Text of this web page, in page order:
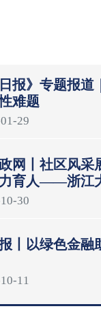
日报》专题报
难题
29
网丨社区风采
育人——浙江
30
丨以绿色金融
11